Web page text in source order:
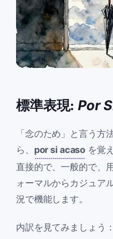
標準表現:Por
「念のため」と言う方
ら、 por si acaso を覚
直接的で、一般的で、
ォーマルからカジュア
況で機能します。
内訳を見てみましょう：